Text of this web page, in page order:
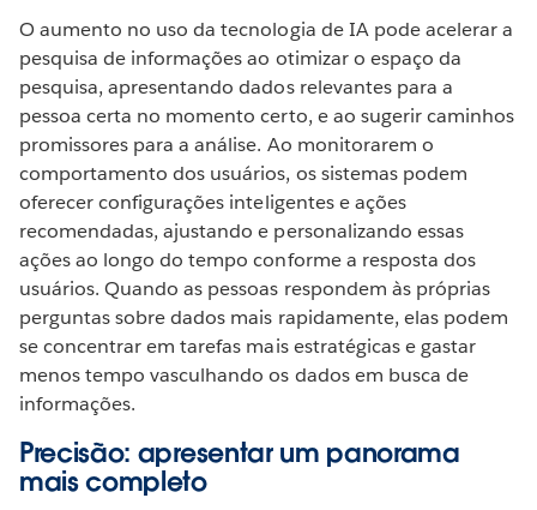
O aumento no uso da tecnologia de IA pode acelerar a
pesquisa de informações ao otimizar o espaço da
pesquisa, apresentando dados relevantes para a
pessoa certa no momento certo, e ao sugerir caminhos
promissores para a análise. Ao monitorarem o
comportamento dos usuários, os sistemas podem
oferecer configurações inteligentes e ações
recomendadas, ajustando e personalizando essas
ações ao longo do tempo conforme a resposta dos
usuários. Quando as pessoas respondem às próprias
perguntas sobre dados mais rapidamente, elas podem
se concentrar em tarefas mais estratégicas e gastar
menos tempo vasculhando os dados em busca de
informações.
Precisão: apresentar um panorama
mais completo